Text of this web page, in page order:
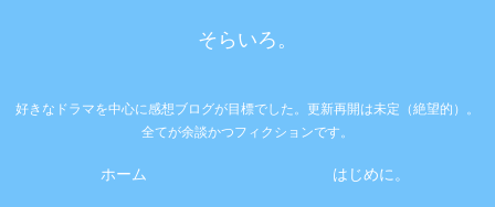
そらいろ。
好きなドラマを中心に感想ブログが目標でした。更新再開は未定（絶望的）。
全てが余談かつフィクションです。
ホーム はじめに。